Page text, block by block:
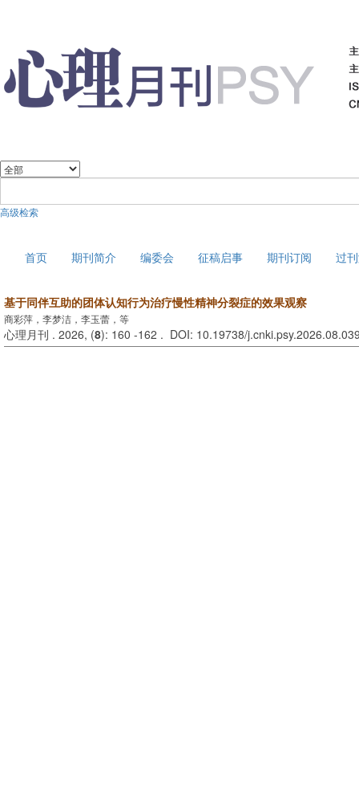
高级检索
首页 期刊简介 编委会 征稿启事 期刊订阅 过
基于同伴互助的团体认知行为治疗慢性精神分裂症的效果观察
商彩萍，李梦洁，李玉蕾，等
心理月刊 . 2026, (8): 160 -162 . DOI: 10.19738/